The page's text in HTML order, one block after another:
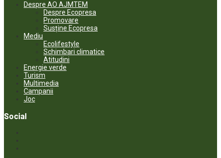
Despre AO AJMTEM
Despre Ecopresa
Promovare
Susține Ecopresa
Mediu
Ecolifestyle
Schimbari climatice
Atitudini
Energie verde
Turism
Multimedia
Campanii
Joc
Social